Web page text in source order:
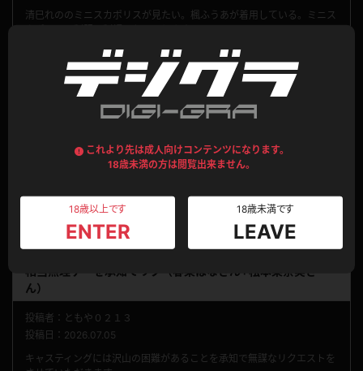
これより先は成人向けコンテンツになります。
18歳未満の方は閲覧出来ません。
18歳以上です
ENTER
18歳未満です
LEAVE
清巳れののミニスカポリスが見たい。楓ふうあが着用している。ミニス
投稿者：サポートセンター
投稿日：2026.07.07
キャスティングの参考にいたします。
閉じる
相当無理ゲーを承知でリク（春菜はなさん+松本菜奈実さ
ん）
No.448
投稿者：ともや０２１３
投稿日：2026.07.05
キャスティングには沢山の困難があることを承知で無謀なリクエストを